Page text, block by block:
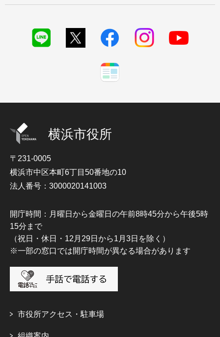
横浜市役所
〒231-0005
横浜市中区本町6丁目50番地の10
法人番号：3000020141003
開庁時間：月曜日から金曜日の午前8時45分から午後5時
15分まで
（祝日・休日・12月29日から1月3日を除く）
※一部の窓口では開庁時間が異なる場合があります
市役所アクセス・駐車場